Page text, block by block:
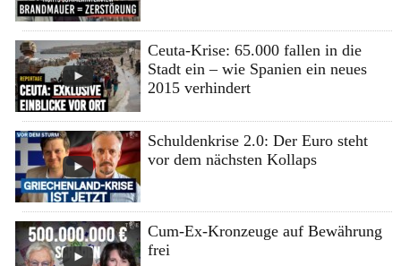
Ceuta-Krise: 65.000 fallen in die
Stadt ein – wie Spanien ein neues
2015 verhindert
Schuldenkrise 2.0: Der Euro steht
vor dem nächsten Kollaps
Cum-Ex-Kronzeuge auf Bewährung
frei